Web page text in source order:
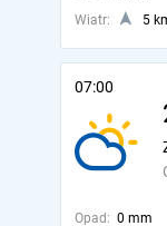
Wiatr:
5
07:00
Opad: 0 mm